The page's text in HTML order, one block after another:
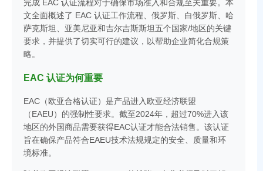
完成 EAC 认证流程对于确保市场准入和合规至关重要。本
文全面概述了 EAC 认证工作流程、俄罗斯、白俄罗斯、哈
萨克斯坦、亚美尼亚和吉尔吉斯斯坦五个国家/地区的关键
要求，并提供了切实可行的建议，以帮助企业简化合规策
略。
EAC 认证为何重要
EAC（欧亚合格认证）是产品进入欧亚经济联盟
（EAEU）的强制性要求。截至2024年，超过70%进入该
地区的外国商品需要获得EAC认证才能合法销售。该认证
旨在确保产品符合EAEU技术法规规定的安全、质量和环
境标准。